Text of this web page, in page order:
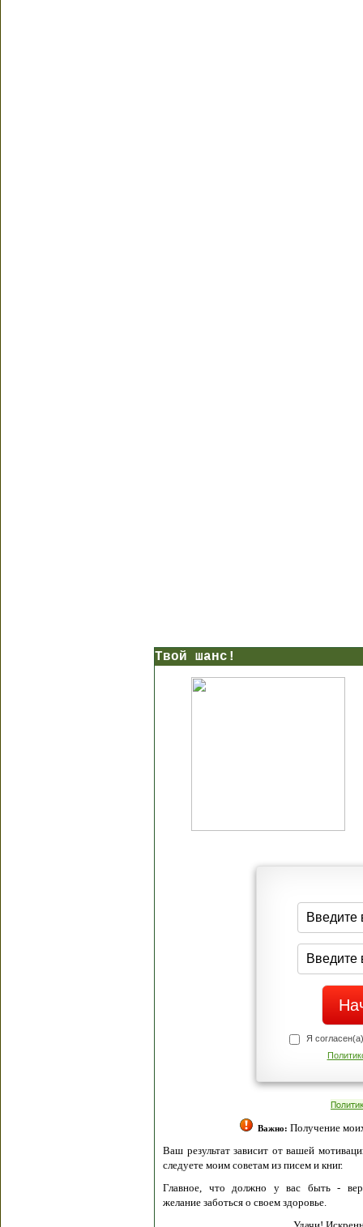
Твой шанс!
Я
Важно: Получение
Ваш результат зависит от вашей
следуете моим советам из писем и книг.
Главное, что должно у вас быть -
желание заботься о своем здоровье.